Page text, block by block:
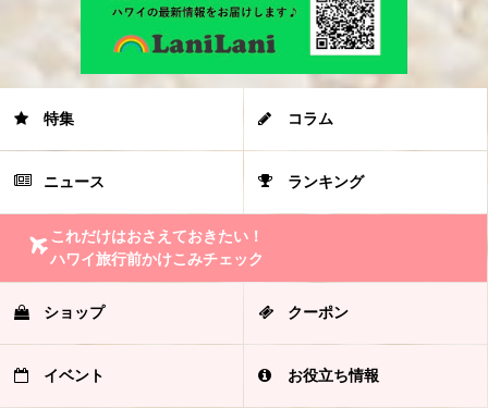
特集 コラム
ニュース ランキング
これだけはおさえておきたい！
ハワイ旅行前かけこみチェック
ショップ クーポン
イベント お役立ち情報